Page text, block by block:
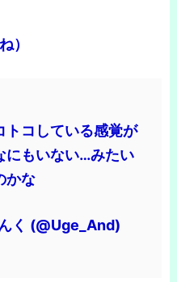
）
トコしている感覚が
にもいない…みたい
かな
く (@Uge_And)